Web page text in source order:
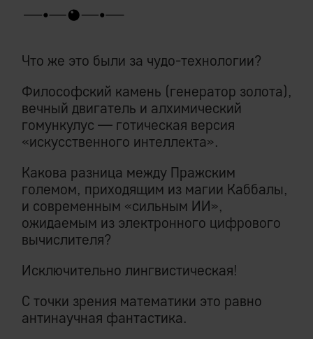
Что же это были за чудо-технологии?
Философский камень (генератор золота),
вечный двигатель и алхимический
гомункулус — готическая версия
«искусственного интеллекта».
Какова разница между Пражским
големом, приходящим из магии Каббалы,
и современным «сильным ИИ»,
ожидаемым из электронного цифрового
вычислителя?
Исключительно лингвистическая!
С точки зрения математики это равно
антинаучная фантастика.